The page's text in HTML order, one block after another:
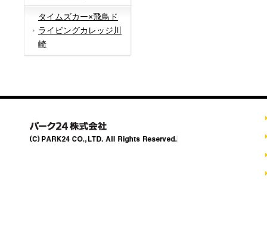
タイムズカー×飛鳥ド
ライビングカレッジ川
崎